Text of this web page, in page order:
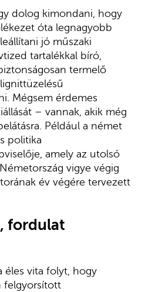
dolog kimondani, hogy
óta legnagyobb
jó műszaki
tartalékkal bíró,
termelő
Mégsem érdemes
– vannak, akik még
Például a német
politika
amely az utolsó
vigye végig
év végére tervezett
fordulat
éles vita folyt, hogy
felgyorsított